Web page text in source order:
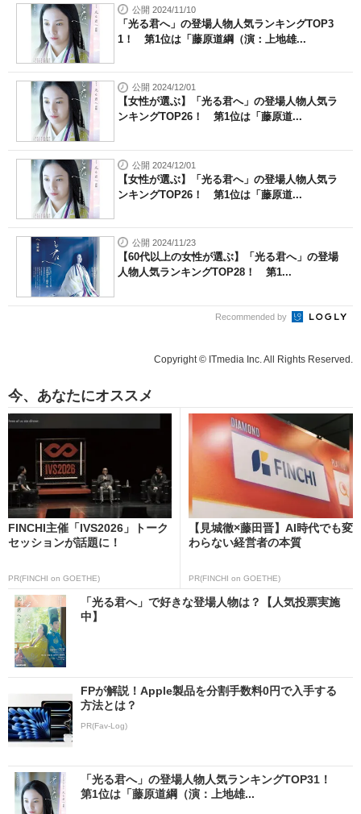
公開 2024/11/10
「光る君へ」の登場人物人気ランキングTOP3
1！ 第1位は「藤原道綱（演：上地雄...
公開 2024/12/01
【女性が選ぶ】「光る君へ」の登場人物人気ラ
ンキングTOP26！ 第1位は「藤原道...
公開 2024/12/01
【女性が選ぶ】「光る君へ」の登場人物人気ラ
ンキングTOP26！ 第1位は「藤原道...
公開 2024/11/23
【60代以上の女性が選ぶ】「光る君へ」の登場
人物人気ランキングTOP28！ 第1...
Recommended by
Copyright © ITmedia Inc. All Rights Reserved.
今、あなたにオススメ
FINCHI主催「IVS2026」トーク
セッションが話題に！
PR(FINCHI on GOETHE)
【見城徹×藤田晋】AI時代でも変
わらない経営者の本質
PR(FINCHI on GOETHE)
「光る君へ」で好きな登場人物は？【人気投票実施
中】
FPが解説！Apple製品を分割手数料0円で入手する
方法とは？
PR(Fav-Log)
「光る君へ」の登場人物人気ランキングTOP31！
第1位は「藤原道綱（演：上地雄...